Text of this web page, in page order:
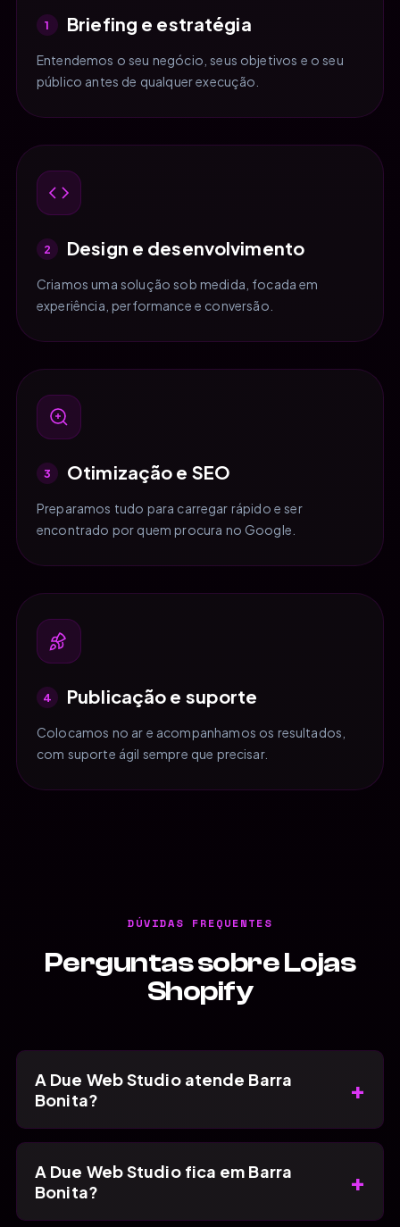
1 Briefing e estratégia
Entendemos o seu negócio, seus objetivos e o seu
público antes de qualquer execução.
2 Design e desenvolvimento
Criamos uma solução sob medida, focada em
experiência, performance e conversão.
3 Otimização e SEO
Preparamos tudo para carregar rápido e ser
encontrado por quem procura no Google.
4 Publicação e suporte
Colocamos no ar e acompanhamos os resultados,
com suporte ágil sempre que precisar.
DÚVIDAS FREQUENTES
Perguntas sobre Lojas
Shopify
A Due Web Studio atende Barra
Bonita?
+
A Due Web Studio fica em Barra
Bonita?
+